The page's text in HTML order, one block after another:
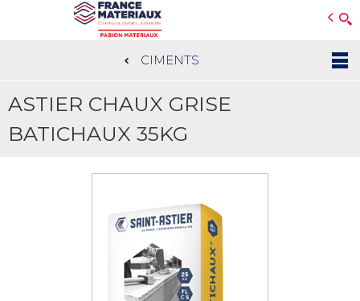
contenu
CIMENTS
ASTIER CHAUX GRISE
BATICHAUX 35KG